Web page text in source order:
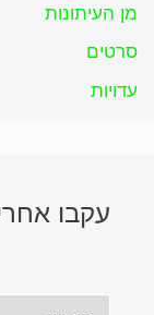
מן העיתונות
סרטים
עדויות
עקבו